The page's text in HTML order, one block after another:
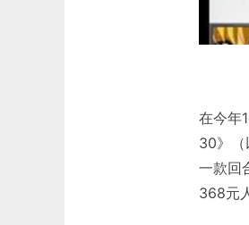
在今年
30》（
一款回
368元